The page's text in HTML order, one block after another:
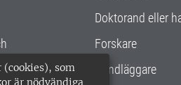
(cookies), som
är nödvändiga
Doktorand eller
Forskare
Handläggare